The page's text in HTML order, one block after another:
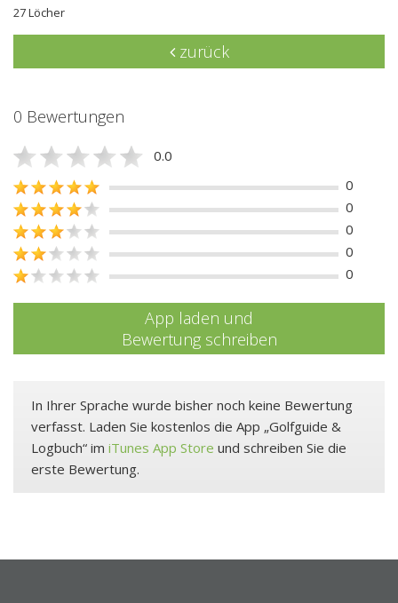
27 Löcher
zurück
0 Bewertungen
0.0
0
0
0
0
0
App laden und
Bewertung schreiben
In Ihrer Sprache wurde bisher noch keine Bewertung
verfasst. Laden Sie kostenlos die App „Golfguide &
Logbuch“ im iTunes App Store und schreiben Sie die
erste Bewertung.